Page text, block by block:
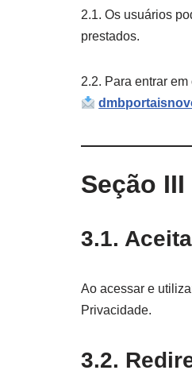
2.1. Os usuários
prestados.
2.2. Para entrar
Seção
3.1.
Ao acessar e
Privacidade.
3.2.